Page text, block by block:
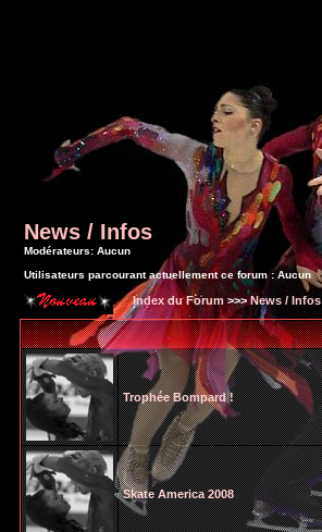
News / Infos
Modérateurs: Aucun
Utilisateurs parcourant actuellement ce forum : Aucun
Index du Forum >>>News / Infos
Trophée Bompard !
Skate America 2008